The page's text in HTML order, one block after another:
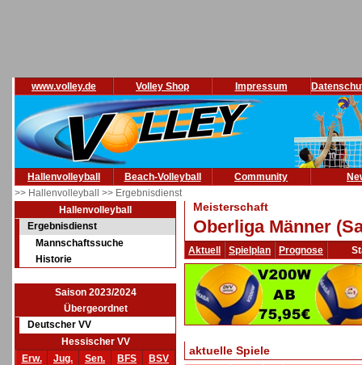
www.volley.de Volley Shop Impressum
Hallenvolleyball Beach-Volleyball Community
>> Hallenvolleyball >> Ergebnisdienst
Hallenvolleyball
Ergebnisdienst
Mannschaftssuche
Historie
Saison 2023/2024
Übergeordnet
Deutscher VV
Hessischer VV
Erw.
Jug. Sen. BFS
BSV
Meisterschaft
Oberliga Männer
Aktuell Spielplan Prognose
aktuelle Spiele